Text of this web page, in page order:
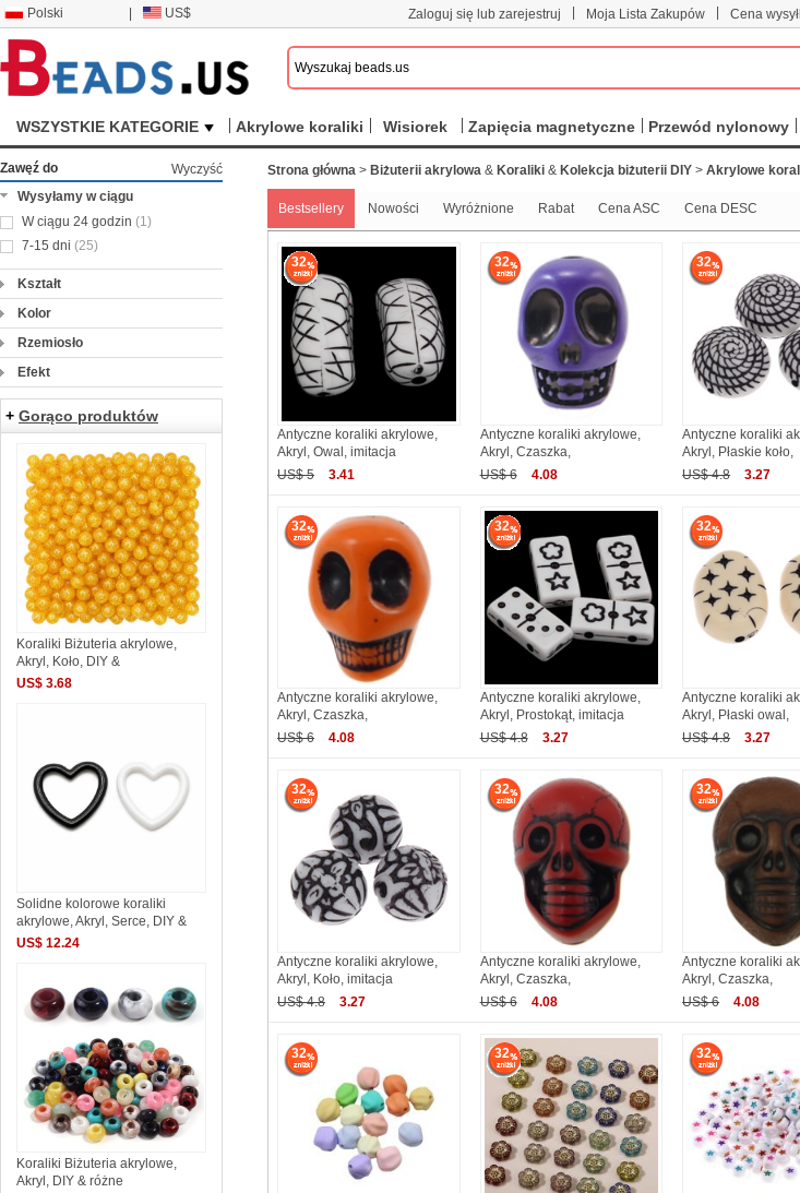
Polski US$ Zaloguj się lub zarejestruj Moja Lista Zakupów Cena
WSZYSTKIE KATEGORIE Akrylowe koraliki Wisiorek Zapięcia magnetyczne Przewód nylonowy
Strona główna> Biżuterii akrylowa& Koraliki& Kolekcja biżuterii DIY> Akrylowe
Bestsellery Nowości Wyróżnione Rabat Cena ASC Cena DESC
32
Antyczne koraliki akrylowe,
Akryl, Owal, imitacja
US$ 5
3.41
32
Antyczne koraliki akrylowe,
Akryl, Czaszka,
US$ 6
4.08
32
Antyczne koraliki
Akryl, Płaskie koło,
US$ 4.8
3.27
32
Antyczne koraliki akrylowe,
Akryl, Czaszka,
US$ 6
4.08
32
Antyczne koraliki akrylowe,
Akryl, Prostokąt, imitacja
US$ 4.8
3.27
32
Antyczne koraliki
Akryl, Płaski owal,
US$ 4.8
3.27
32
Antyczne koraliki akrylowe,
Akryl, Koło, imitacja
US$ 4.8
3.27
32
Antyczne koraliki akrylowe,
Akryl, Czaszka,
US$ 6
4.08
32
Antyczne koraliki
Akryl, Czaszka,
US$ 6
4.08
32 32 32
Zawęź do
Wyczyść
Wysyłamy w ciągu
W ciągu 24 godzin (1)
7-15 dni (25)
Kształt
Kolor
Rzemiosło
Efekt
+ Gorąco produktów
Koraliki Biżuteria akrylowe,
Akryl, Koło, DIY &
US$ 3.68
Solidne kolorowe koraliki
akrylowe, Akryl, Serce, DIY &
US$ 12.24
Koraliki Biżuteria akrylowe,
Akryl, DIY & różne